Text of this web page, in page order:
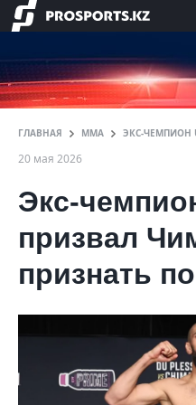
ГЛАВНАЯ ММА ЭКС-ЧЕМПИОН
20 мая 2026
Экс-
призвал
признать